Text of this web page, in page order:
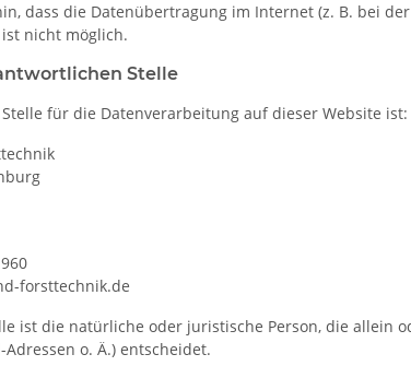
dass die Datenübertragung im Internet (z. B. bei
nicht möglich.
Stelle
für die Datenverarbeitung auf dieser Website ist:
forsttechnik.de
ist die natürliche oder juristische Person, die allein
Adressen o. Ä.) entscheidet.